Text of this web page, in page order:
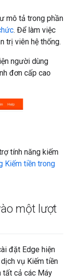
mô tả trong phần
. Để làm việc
trị viên hệ thống.
người dùng
đơn cấp cao
tính năng kiếm
Kiếm tiền trong
một lượt
đặt Edge hiện
vụ Kiếm tiền
tất cả các Máy